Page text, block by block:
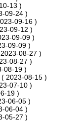
13 )
09-24 )
09-16 )
09-12 )
09-09 )
09-09 )
08-27 )
08-27 )
08-19 )
( 2023-08-15 )
07-10 )
19 )
06-05 )
06-04 )
05-27 )